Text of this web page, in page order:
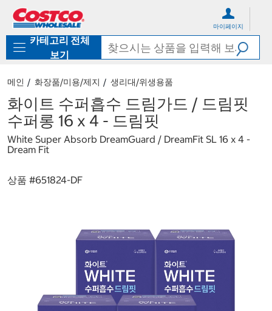
로
기
가
마이페이지
카테고리 전체
보기
메인 화장품/미용/제지 생리대/위생용품
화이트 수퍼흡수 드림가드 / 드림핏
수퍼롱 16 x 4 - 드림핏
White Super Absorb DreamGuard / DreamFit SL 16 x 4 -
Dream Fit
상품 #651824-DF